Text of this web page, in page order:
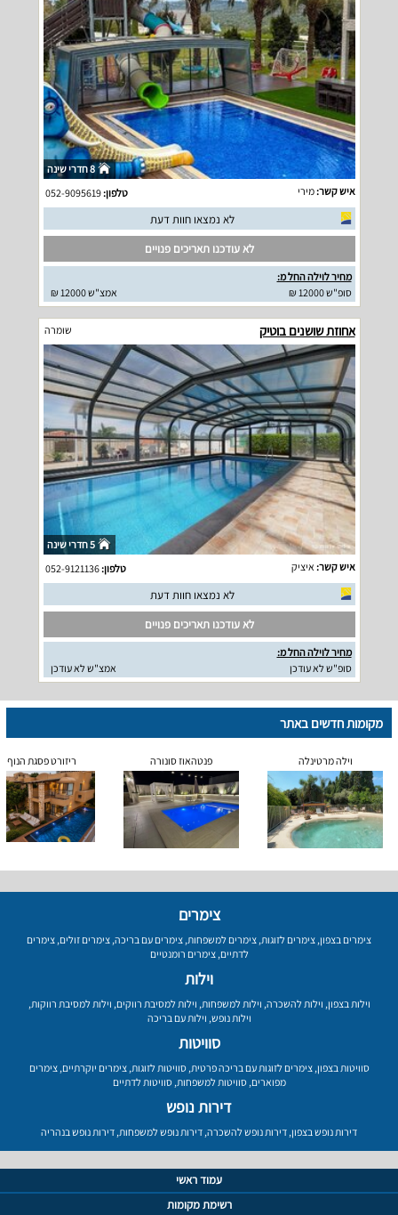
8 חדרי שינה
איש קשר:מירי טלפון:052-9095619
לא נמצאו חוות דעת
לא עודכנו תאריכים פנויים
מחיר לוילה החל מ:
סופ"ש 12000 ₪
אמצ"ש 12000 ₪
אחוזת שושנים בוטיק שומרה
5 חדרי שינה
איש קשר: איציק טלפון:052-9121136
לא נמצאו חוות דעת
לא עודכנו תאריכים פנויים
מחיר לוילה החל מ:
סופ"ש לא עודכן
אמצ"ש לא עודכן
מקומות חדשים באתר
וילה מרטינלה פנטהאוז סונורה ריזורט פסגת הנוף
צימרים
צימרים בצפון, צימרים לזוגות, צימרים למשפחות, צימרים עם בריכה, צימרים זולים, צימרים
לדתיים,צימרים רומנטיים
וילות
וילות בצפון, וילות להשכרה, וילות למשפחות, וילות למסיבת רווקים, וילות למסיבת רווקות,
וילות נופש, וילות עם בריכה
סוויטות
סוויטות בצפון,צימרים לזוגות עם בריכה פרטית,סוויטות לזוגות,צימרים יוקרתיים,צימרים
מפוארים,סוויטות למשפחות,סוויטות לדתיים
דירות נופש
דירות נופש בצפון, דירות נופש להשכרה, דירות נופש למשפחות, דירות נופש בנהריה
עמוד ראשי
רשימת מקומות